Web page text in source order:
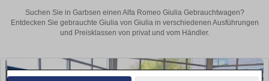
Suchen Sie in Garbsen einen Alfa Romeo Giulia Gebrauchtwagen?
Entdecken Sie gebrauchte Giulia von Giulia in verschiedenen Ausführungen
und Preisklassen von privat und vom Händler.